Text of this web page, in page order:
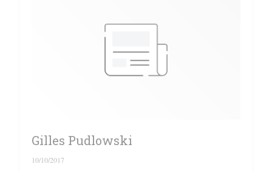
Gilles Pudlowski
10/10/2017